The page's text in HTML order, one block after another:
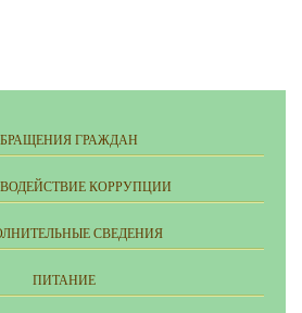
ГРАЖДАН
КОРРУПЦИИ
СВЕДЕНИЯ
ПИТАНИЕ